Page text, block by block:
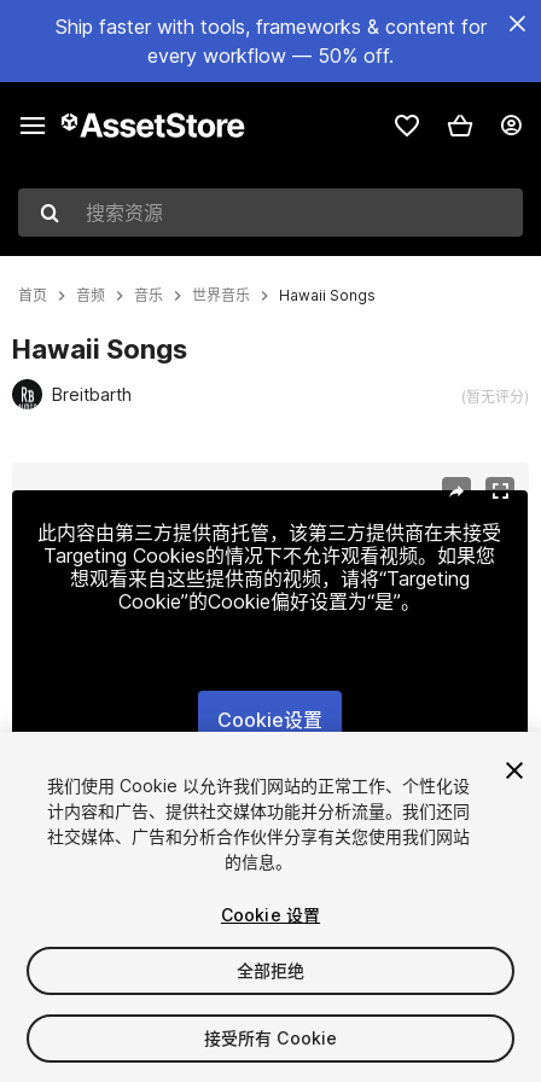
Ship faster with tools, frameworks & content for
every workflow — 50% off.
搜索资源
首页 音频 音乐 世界音乐 Hawaii Songs
Hawaii Songs
Breitbarth (暂无评分)
此内容由第三方提供商托管，该第三方提供商在未接受
Targeting Cookies的情况下不允许观看视频。如果您
想观看来自这些提供商的视频，请将“Targeting
Cookie”的Cookie偏好设置为“是”。
Cookie设置
1/2
$11.99
增值税将在结算时计算
我们使用 Cookie 以允许我们网站的正常工作、个性化设
计内容和广告、提供社交媒体功能并分析流量。我们还同
社交媒体、广告和分析合作伙伴分享有关您使用我们网站
的信息。
Cookie 设置
全部拒绝
接受所有 Cookie